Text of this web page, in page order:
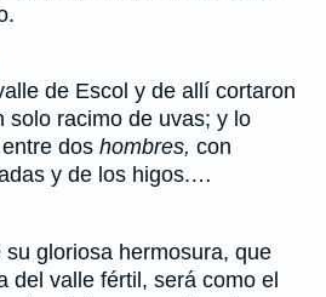
de Escol y de allí cortaron
solo racimo de uvas; y lo
dos hombres, con
y de los higos.…
gloriosa hermosura, que
del valle fértil, será como el